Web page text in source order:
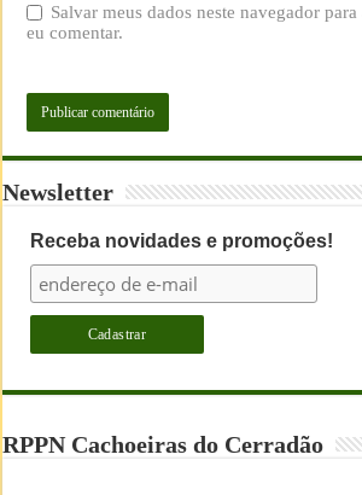
Salvar meus dados neste navegador
eu comentar.
Newsletter
Receba novidades e promoções!
RPPN Cachoeiras do Cerradão